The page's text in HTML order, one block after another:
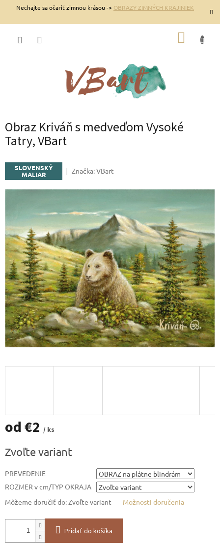
Prejsť
obsah
Nechajte sa očariť zimnou krásou -> OBRAZY ZIMNÝCH KRAJINIEK
Obraz Kriváň s medveďom Vysoké
Tatry, VBart
SLOVENSKÝ
MALIAR
Značka:VBart
od€2 / ks
cena:
Zvoľte variant
PREVEDENIE
ROZMER v cm/TYP OKRAJA
Môžeme doručiť do:Zvoľte variant Možnosti doručenia
Pridať do košíka